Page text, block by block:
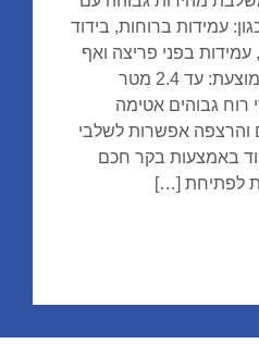
עמידות ברוחות, בידוד
עמידות בפני פריצה ואף
בירי. מהירות פתיחה ממוצעת: עד 2.4 מטר
רוח גבוהים אטימה
והרצפה אפשרות לשלבי
באמצעות בקר חכם